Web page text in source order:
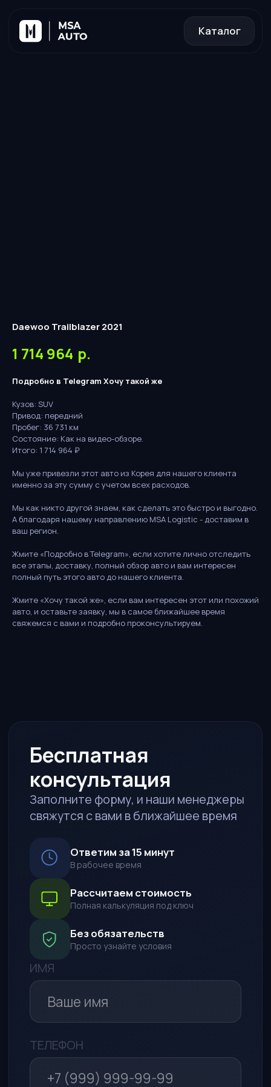
Daewoo Trailblazer 2021
1 714 964 р.
Подробно в Telegram Хочу такой же
Кузов: SUV
Привод: передний
Пробег: 36 731 км
Состояние: Как на видео-обзоре.
Итого: 1 714 964 ₽
Мы уже привезли этот авто из Корея для нашего клиента
именно за эту сумму с учетом всех расходов.
Мы как никто другой знаем, как сделать это быстро и выгодно.
А благодаря нашему направлению MSA Logistic - доставим в
ваш регион.
Жмите «Подробно в Telegram», если хотите лично отследить
все этапы, доставку, полный обзор авто и вам интересен
полный путь этого авто до нашего клиента.
Жмите «Хочу такой же», если вам интересен этот или похожий
авто, и оставьте заявку, мы в самое ближайшее время
свяжемся с вами и подробно проконсультируем.
Бесплатная
консультация
Заполните форму, и наши менеджеры
свяжутся с вами в ближайшее время
Ответим за 15 минут
ТЕЛЕФОН
TELEGRAM / WHATSAPP*
ПОЖЕЛАНИЯ К АВТО
СПОСОБ СВЯЗИ
Макс
Я даю согласие на обработку
моих персональных данных в
обращения и предоставления